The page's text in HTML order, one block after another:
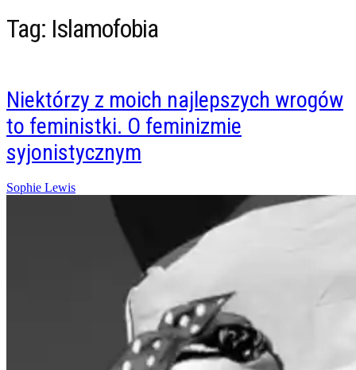
Tag: Islamofobia
Niektórzy z moich najlepszych wrogów
to feministki. O feminizmie
syjonistycznym
Posted
10/03/2025
Sophie Lewis